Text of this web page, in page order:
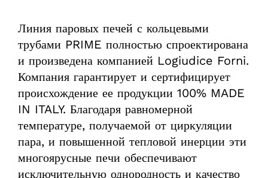
Линия паровых печей с кольцевыми
трубами PRIME полностью спроектирована
и произведена компанией Logiudice Forni.
Компания гарантирует и сертифицирует
происхождение ее продукции 100% MADE
IN ITALY. Благодаря равномерной
температуре, получаемой от циркуляции
пара, и повышенной тепловой инерции эти
многоярусные печи обеспечивают
исключительную однородность и качество